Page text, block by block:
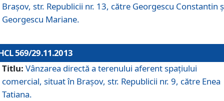
Braşov, str. Republicii nr. 13, către Georgescu Constantin
Georgescu Mariane.
569/29.11.2013
Titlu: Vânzarea directă a terenului aferent spaţiului
comercial, situat în Braşov, str. Republicii nr. 9, către Enea
Tatiana.